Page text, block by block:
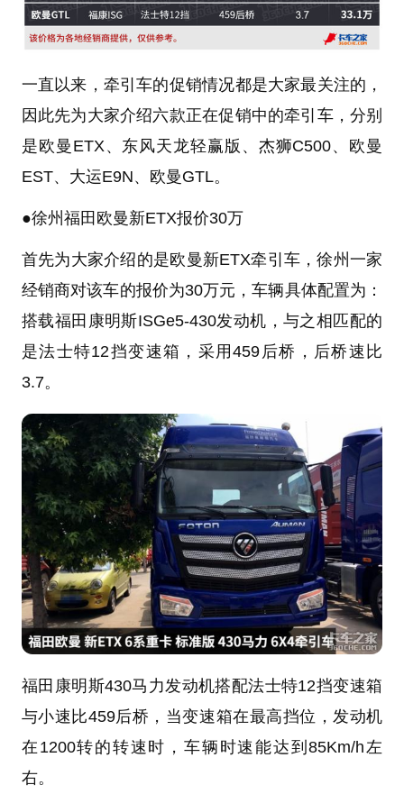
一直以来，牵引车的促销情况都是大家最关注的，
因此先为大家介绍六款正在促销中的牵引车，分别
是 欧曼ETX、 东风天龙轻赢版、 杰狮C500、 欧曼
EST、大运E9N、 欧曼GTL。
●徐州 福田欧曼新ETX报价30万
首先为大家介绍的是欧曼新ETX牵引车，徐州一家
经销商对该车的报价为30万元，车辆具体配置为：
搭载福田康明斯ISGe5-430发动机 ，与之相匹配的
是法士特12挡变速箱 ，采用459后桥，后桥速比
3.7。
福田康明斯430马力发动机搭配法士特12挡变速箱
与小速比459后桥，当变速箱在最高挡位，发动机
在1200转的转速时，车辆时速能达到85Km/h左
右。